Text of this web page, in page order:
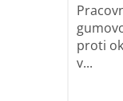
proti
v...